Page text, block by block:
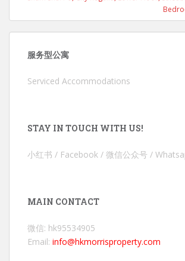
服务型公寓
Serviced Accommodations
STAY IN TOUCH WITH US!
小红书 / Facebook / 微信公众号 /
MAIN CONTACT
微信: hk95534905
Email: info@hkmorrisproperty.com